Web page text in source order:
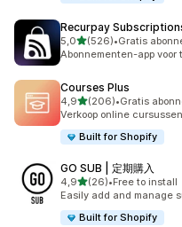
Recurpay
5,0van 5 sterren
(526)
526 recensies in totaal
•Gratis
Abonnementen-app
Courses Plus
4,9van 5 sterren
(206)
206 recensies in totaal
•Gratis
Verkoop online
Built for Shopify
GO SUB | 定期購入
4,9van 5 sterren
(26)
26 recensies in totaal
•Free to install
Easily add and manage
Built for Shopify